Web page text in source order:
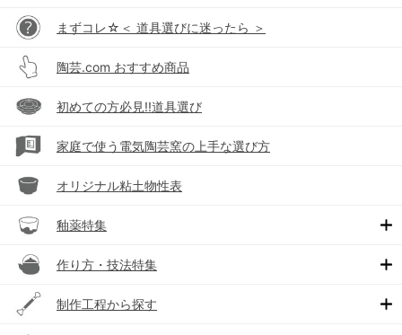
まずコレ☆＜ 道具選びに迷ったら ＞
陶芸.com おすすめ商品
初めての方必見!!道具選び
家庭で使う電気陶芸窯の上手な選び方
オリジナル粘土物性表
釉薬特集
作り方・技法特集
制作工程から探す